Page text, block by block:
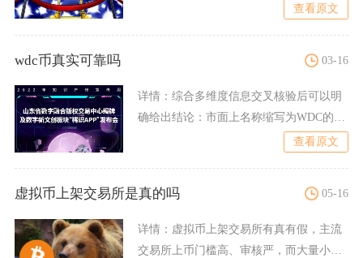
查看原文
wdc币真实可靠吗 03-16
详情： 综合多维度信息交叉核验后可以明
确给出结论：市面上名称缩写为WDC的币
查看原文
虚拟币上架交易所是真的吗 05-16
详情： 虚拟币上架交易所有真有假，主流
交易所上币门槛高、审核严，而大量小交